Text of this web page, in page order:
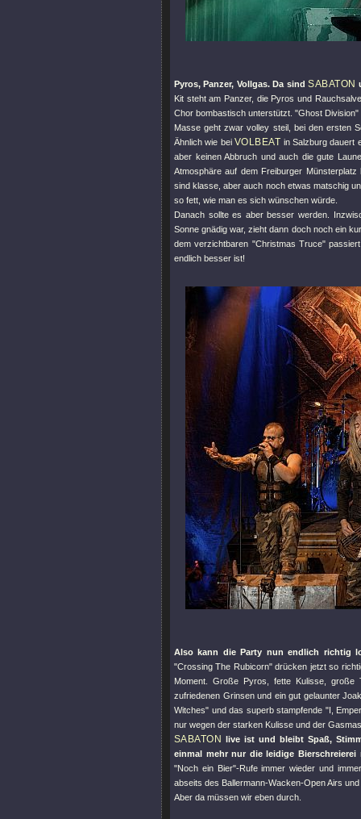
Pyros, Panzer, Vollgas. Da sindSABATON
Kit steht am Panzer, die Pyros und
Chor bombastisch unterstützt. "Ghost Division"
Masse geht zwar volley steil, bei den ersten
Ähnlich wie bei VOLBEAT in Salzburg dauert
aber keinen Abbruch und auch die gute
Atmosphäre auf dem Freiburger
sind klasse, aber auch noch etwas matschig
so fett, wie man es sich wünschen würde.
Danach sollte es aber besser werden.
Sonne gnädig war, zieht dann doch noch ein
dem verzichtbaren "Christmas Truce"
endlich besser ist!
Also kann die Party nun endlich richtig
"Crossing The Rubicorn" drücken jetzt so
Moment. Große Pyros, fette Kulisse, große
zufriedenen Grinsen und ein gut gelaunter
Witches" und das superb stampfende "I,
nur wegen der starken Kulisse und der
SABATON live ist und bleibt Spaß,
einmal mehr nur die leidige
"Noch ein Bier"-Rufe immer wieder und
abseits des Ballermann-Wacken-Open Airs
Aber da müssen wir eben durch.